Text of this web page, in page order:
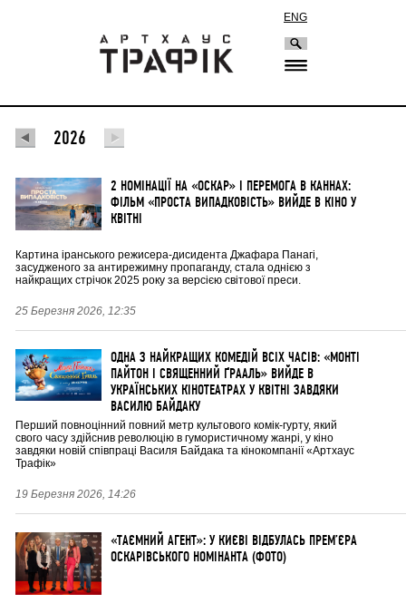
ENG
2026
2 НОМІНАЦІЇ НА «ОСКАР» І ПЕРЕМОГА В КАННАХ:
ФІЛЬМ «ПРОСТА ВИПАДКОВІСТЬ» ВИЙДЕ В КІНО У
КВІТНІ
Картина іранського режисера-дисидента Джафара Панагі,
засудженого за антирежимну пропаганду, стала однією з
найкращих стрічок 2025 року за версією світової преси.
25 Березня 2026, 12:35
ОДНА З НАЙКРАЩИХ КОМЕДІЙ ВСІХ ЧАСІВ: «МОНТІ
ПАЙТОН І СВЯЩЕННИЙ ҐРААЛЬ» ВИЙДЕ В
УКРАЇНСЬКИХ КІНОТЕАТРАХ У КВІТНІ ЗАВДЯКИ
ВАСИЛЮ БАЙДАКУ
Перший повноцінний повний метр культового комік-гурту, який
свого часу здійснив революцію в гумористичному жанрі, у кіно
завдяки новій співпраці Василя Байдака та кінокомпанії «Артхаус
Трафік»
19 Березня 2026, 14:26
«ТАЄМНИЙ АГЕНТ»: У КИЄВІ ВІДБУЛАСЬ ПРЕМ’ЄРА
ОСКАРІВСЬКОГО НОМІНАНТА (ФОТО)